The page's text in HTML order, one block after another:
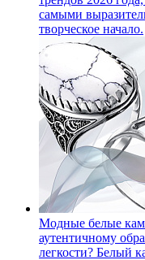
самыми
творческое начало.
Модные белые
аутентичному
легкости? Белый